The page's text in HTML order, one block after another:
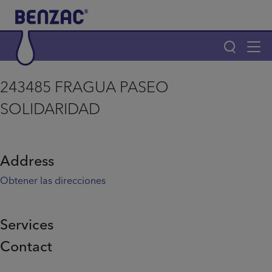
Skip to main content
Main navigation
Main navigation
Productos
¿Por qué elegir Benzac?
Home
243485 FRAGUA PASEO
SOLIDARIDAD
Address
Obtener las direcciones
Services
Contact